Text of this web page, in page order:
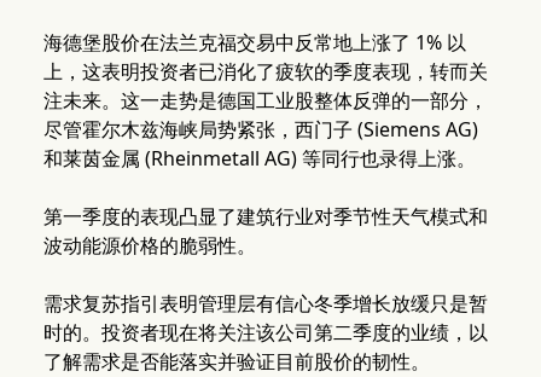
海德堡股价在法兰克福交易中反常地上涨了 1% 以
上，这表明投资者已消化了疲软的季度表现，转而关
注未来。这一走势是德国工业股整体反弹的一部分，
尽管霍尔木兹海峡局势紧张，西门子 (Siemens AG)
和莱茵金属 (Rheinmetall AG) 等同行也录得上涨。
第一季度的表现凸显了建筑行业对季节性天气模式和
波动能源价格的脆弱性。
需求复苏指引表明管理层有信心冬季增长放缓只是暂
时的。投资者现在将关注该公司第二季度的业绩，以
了解需求是否能落实并验证目前股价的韧性。